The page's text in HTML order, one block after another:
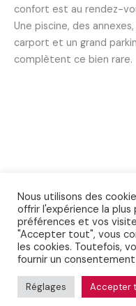
confort est au rendez-
Une piscine, des annexes,
carport et un grand
complètent ce bien rare.
Conditions
Droits d'auteur ©
Nous utilisons des
offrir l'expérience la
préférences et vos
"Accepter tout", vous
les cookies. Toutefois,
fournir un
Réglages Accepter